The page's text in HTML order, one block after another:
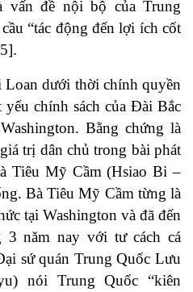
vấn đề nội bộ của Trung
“tác động đến lợi ích cốt
.
Loan dưới thời chính quyền
chính sách của Đài Bắc
Bằng chứng là
trị dân chủ trong bài phát
Tiêu Mỹ Cầm (Hsiao Bi –
Bà Tiêu Mỹ Cầm từng là
tại Washington và đã đến
3 năm nay với tư cách cá
sứ quán Trung Quốc Lưu
nói Trung Quốc “kiên